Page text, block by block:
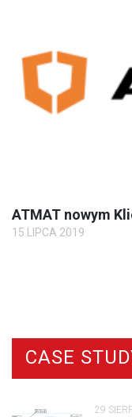
ATMAT nowym
15 LIPCA 2019
CASE
29